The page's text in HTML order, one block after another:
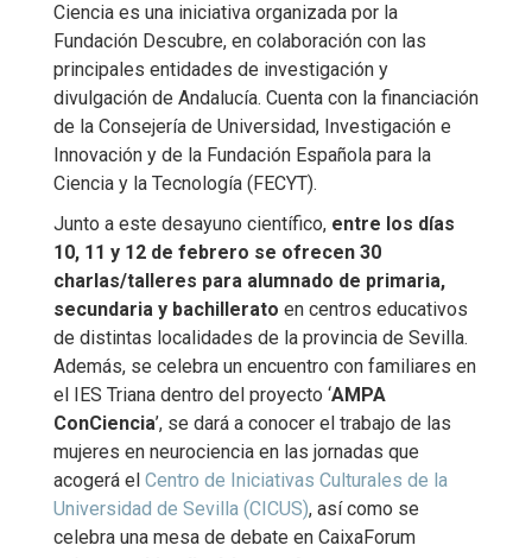
Ciencia es una iniciativa organizada por la
Fundación Descubre, en colaboración con las
principales entidades de investigación y
divulgación de Andalucía. Cuenta con la financiación
de la Consejería de Universidad, Investigación e
Innovación y de la Fundación Española para la
Ciencia y la Tecnología (FECYT).
Junto a este desayuno científico, entre los días
10, 11 y 12 de febrero se ofrecen 30
charlas/talleres para alumnado de primaria,
secundaria y bachillerato en centros educativos
de distintas localidades de la provincia de Sevilla.
Además, se celebra un encuentro con familiares en
el IES Triana dentro del proyecto ‘AMPA
ConCiencia’, se dará a conocer el trabajo de las
mujeres en neurociencia en las jornadas que
acogerá el Centro de Iniciativas Culturales de la
Universidad de Sevilla (CICUS), así como se
celebra una mesa de debate en CaixaForum